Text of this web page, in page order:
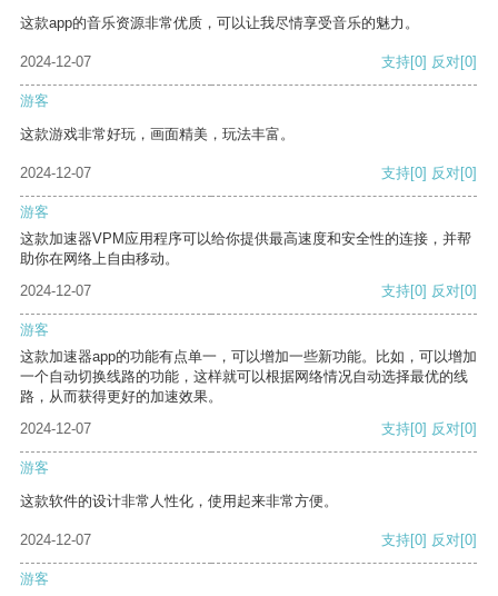
这款app的音乐资源非常优质，可以让我尽情享受音乐的魅力。
2024-12-07 支持[0] 反对[0]
游客
这款游戏非常好玩，画面精美，玩法丰富。
2024-12-07 支持[0] 反对[0]
游客
这款加速器VPM应用程序可以给你提供最高速度和安全性的连接，并帮
助你在网络上自由移动。
2024-12-07
支持[0] 反对[0]
游客
这款加速器app的功能有点单一，可以增加一些新功能。比如，可以增加
一个自动切换线路的功能，这样就可以根据网络情况自动选择最优的线
路，从而获得更好的加速效果。
2024-12-07
支持[0] 反对[0]
游客
这款软件的设计非常人性化，使用起来非常方便。
2024-12-07 支持[0] 反对[0]
游客